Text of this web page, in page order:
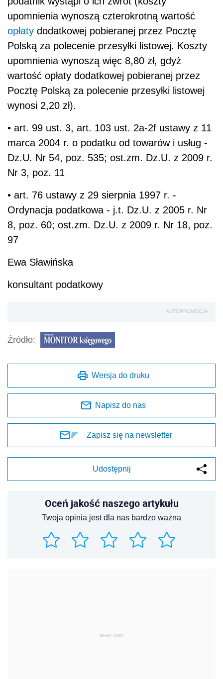
upomnienia wynoszą czterokrotną wartość
opłaty dodatkowej pobieranej przez Pocztę
Polską za polecenie przesyłki listowej. Koszty
upomnienia wynoszą więc 8,80 zł, gdyż
wartość opłaty dodatkowej pobieranej przez
Pocztę Polską za polecenie przesyłki listowej
wynosi 2,20 zł).
• art. 99 ust. 3, art. 103 ust. 2a-2f ustawy z 11
marca 2004 r. o podatku od towarów i usług -
Dz.U. Nr 54, poz. 535; ost.zm. Dz.U. z 2009 r.
Nr 3, poz. 11
• art. 76 ustawy z 29 sierpnia 1997 r. -
Ordynacja podatkowa - j.t. Dz.U. z 2005 r. Nr
8, poz. 60; ost.zm. Dz.U. z 2009 r. Nr 18, poz.
97
Ewa Sławińska
konsultant podatkowy
AUTOPROMOCJA
Źródło:
Wersja do druku
Napisz do nas
Zapisz się na newsletter
Udostępnij
Oceń jakość naszego artykułu
Twoja opinia jest dla nas bardzo ważna
REKLAMA